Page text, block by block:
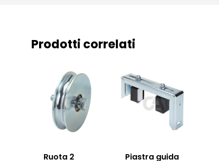
Prodotti correlati
Ruota 2 Piastra guida
sospesi
Swing gates
accessories
Sistemi di
Lavora con noi